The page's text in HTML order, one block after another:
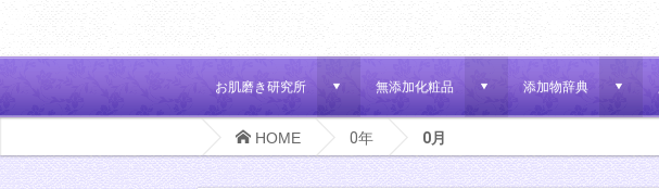
お肌磨き研究所 d 無添加化粧品 d 添加物辞典 d
HOME 0年 0月